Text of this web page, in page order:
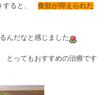
すると、 食欲が抑えられた
んだなと感じました
とってもおすすめの治療です